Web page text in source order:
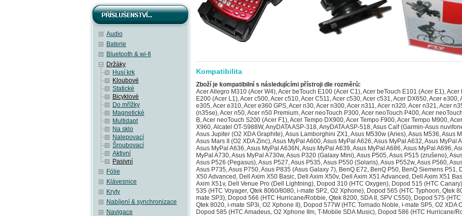
Audio
Baterie
Bluetooth & wi-fi
Držáky
Husí krk
Kloubové
Statické
Bicyklové
Do mřížky
Magnetické
Multidapt
Na sklo
Nalepovací
Šroubovací
Aktivní
Pasivní
Fólie
Klávesnice
Kryty
Nabíjení & synchronizace
Navigace
Kompatibilita
Zboží je kompatibilní s následujícími přístroji dle rozměrů:
Acer Allegro M310 (Acer W4), Acer beTouch E100 (Acer C1), Acer beTouch E101 (Acer E1), Acer beTouch E200 (Acer L1), Acer c500, Acer c510, Acer C511, Acer c530, Acer c531, Acer DX650, Acer e300, Acer e305, Acer e310, Acer e360 GPS, Acer n30, Acer n300, Acer n311, Acer n320, Acer n321, Acer n35 (n35se), Acer n50, Acer n50 Premium, Acer neoTouch P300, Acer neoTouch P400, Acer neoTouch P400 B, Acer neoTouch S200 (Acer F1), Acer Tempo DX900, Acer Tempo F900, Acer Tempo M900, Acer Tempo X960, Alcatel OT-S988W, AnyDATA ASP-318, AnyDATA ASP-518, Asus Calf (Garmin-Asus nuvifone G60), Asus Jupiter (O2 XDA Graphite), Asus Lamborghini ZX1, Asus M530w (Aries), Asus M536, Asus M930, Asus Mars II (O2 XDA Zinc), Asus MyPal A600, Asus MyPal A626, Asus MyPal A632, Asus MyPal A632N, Asus MyPal A636, Asus MyPal A636N, Asus MyPal A639, Asus MyPal A686, Asus MyPal A696, Asus MyPal A730, Asus MyPal A730w, Asus P320 (Galaxy Mini), Asus P505, Asus P515 (zrušeno), Asus P525, Asus P526 (Pegasus), Asus P527, Asus P535, Asus P550 (Solaris), Asus P552w, Asus P560, Asus P565, Asus P735, Asus P750, Asus P835 (Asus Galaxy 7), BenQ E72, BenQ P50, BenQ Siemens P51, Dell Axim X50 Advanced, Dell Axim X50 Basic, Dell Axim X50v, Dell Axim X51 Advanced, Dell Axim X51 Basic, Dell Axim X51v, Dell Venue Pro (Dell Lightning), Dopod 310 (HTC Oxygen), Dopod 515 (HTC Canary), Dopod 535 (HTC Voyager, Qtek 8060/8080, i-mate SP2, O2 Xphone), Dopod 565 (HTC Typhoon, Qtek 8010, i-mate SP3), Dopod 566 (HTC Hurricane/Robbie, Qtek 8200, SDA II, SPV C550), Dopod 575 (HTC Feeler, Qtek 8020, i-mate SP3i, O2 Xphone II), Dopod 577W (HTC Tornado Noble, i-mate SP5, O2 XDA Orion/IQ), Dopod 585 (HTC Amadeus, O2 Xphone IIm, T-Mobile SDA Music), Dopod 586 (HTC Hurricane/Robbie, Qtek 8200, SDA II, SPV C550), Dopod 586W (HTC Tornado Tempo, Qtek 8300, i-mate SP5m, T-Mobile SDA US), Dopod 686 (HTC Wallaby, Qtek 1010/1020, T-Mobile MDA, O2 XDA), Dopod 696 (HTC Himalaya, i-mate Pocket PC Phone Edition, Qtek 2020/2060, O2 XDA II, T-Mobile MDA II, Orang, Dopod 696i (HTC Himalaya, i-mate Pocket PC Phone Edition, Qtek 2020/2060, O2 XDA II, T-Mobile MDA II, Oran, Dopod 699 (HTC Alpine, Qtek 2020i, i-mate PDA2 Pocket PC, O2 XDA IIi), Dopod 700 (HTC Blue Angel, T-Mobile MDA III, Qtek 9090, i-mate PDA2k, O2 XDA III, XDA IIs), Dopod 710/StrTrk S300 (HTC StarTrek 160, Qtek 8500), Dopod 818 (HTC Magician, Qtek S100/S110, O2 XDA II mini/mini Black, MDA Compact, i-mate New JAM/JAM Limit, Dopod 818 Pro (HTC Prophet, i-mate JAMin, Qtek S200, O2 XDA Neo), Dopod 828+ (HTC Magician Refresh), Dopod 830 (HTC Prophet, Qtek S200, i-mate JAMin, O2 XDA Neo), Dopod 838 (HTC Wizard 110, Qtek A9100), Dopod 838 Pro (HTC Hermes 100, O2 XDA Trion), Dopod C500 (HTC Vox), Dopod C720W (HTC Excalibur 100, XDA Cosmo), Dopod C800 (HTC Herald 100, O2 XDA Terra), Dopod C858 (HTC Herald 100, O2 XDA Terra), Dopod CHT 9000 (HTC Hermes 200), Dopod CHT 9100 (HTC Trinity 100), Dopod CHT 9110 (HTC Trinity 100), Dopod D600 (HTC Gene 100/P3400), Dopod D802 (HTC Love), Dopod D810 (HTC Trinity 100, Dopod CHT 9100, Qtek P3600), Dopod D818c (HTC Wave), Dopod E616 (HTC Panda), Dopod M700 (HTC Love), Dopod P100 (HTC Galaxy 100, Qtek G100, i-mate PDA-N), Dopod P800 (HTC Artemis 110), Dopod P800W (HTC Artemis 100, Qtek G200, MDA Compact III, Orange SPV M650), Dopod P860 (HTC Touch Cruise/Polaris 100), Dopod S1 (HTC Elfin 100), Dopod S1 - Enhanced Version (HTC Elfin 100), Dopod S900c, Dopod T5399 (HTC Twin 10000), Dopod T5588 (HTC HengShan), Dopod T8388 (HTC Qilin), Dopod Touch Cruise T4288 (HTC Iolite), Dopod Touch Diamond 2 (HTC Topaz), Dopod Touch T3238 (HTC Jade 100/Touch 3G), Dopod Touch Viva T2222 (HTC Opal 100), E-TEN Glofiish DX900, E-TEN Glofiish M700, E-TEN Glofiish M750, E-TEN Glofiish M800, E-TEN Glofiish M810, E-TEN Glofiish V900, E-TEN Glofiish X500, E-TEN Glofiish X500+, E-TEN Glofiish X600, E-TEN Glofiish X610, E-TEN Glofiish X650, E-TEN Glofiish X800, E-TEN Glofiish X900, E-TEN InfoTouch G500, E-TEN InfoTouch G500+, E-TEN InfoTouch M500 (TORQ P100), E-TEN InfoTouch M550, E-TEN InfoTouch M600, E-TEN InfoTouch M600+, E-TEN InfoTouch P300, E-TEN InfoTouch P300B, Fujitsu Siemens Loox V70, Fujitsu Siemens Pocket Loox 410, Fujitsu Siemens Pocket Loox 420, Fujitsu Siemens Pocket Loox 710 (HTC Bali), Fujitsu Siemens Pocket Loox 718 (HTC Bali), Fujitsu Siemens Pocket Loox 720 (HTC Bali), Fujitsu Siemens Pocket Loox C550, Fujitsu Siemens Pocket Loox N100, Fujitsu Siemens Pocket Loox N110, Fujitsu Siemens Pocket Loox N500, Fujitsu Siemens Pocket Loox N520, Fujitsu Siemens Pocket Loox N560, Fujitsu Siemens Pocket Loox T810, Fujitsu Siemens Pocket Loox T830, Fujitsu Siemens RPDA N560c, Fujitsu Siemens RPDA N560e, Fujitsu Siemens RPDA N560p, Garmin iQue 3000, Garmin iQue 3200, Garmin iQue 3600, Garmin iQue 3600a, Garmin iQue M5, Garmin Nüvi 200, Garmin Nüvi 200W, Garmin Nüvi 205, Garmin Nüvi 205W, Garmin Nüvi 205WT, Garmin Nüvi 215, Garmin Nüvi 215T, Garmin Nüvi 250, Garmin Nüvi 250W, Garmin Nüvi 255, Garmin Nüvi 255T, Garmin Nüvi 255W, Garmin Nüvi 255WT, Garmin Nüvi 260, Garmin Nüvi 260W, Garmin Nüvi 265, Garmin Nüvi 265T, Garmin Nüvi 265W, Garmin Nüvi 265WT, Garmin Nüvi 270, Garmin Nüvi 275T, Garmin Nüvi 300, Garmin Nüvi 300T, Garmin Nüvi 310, Garmin Nüvi 310T, Garmin Nüvi 350, Garmin Nüvi 360, Garmin Nüvi 360T, Garmin Nüvi 370, Garmin Nüvi 600, Garmin Nüvi 610, Garmin Nüvi 650, Garmin Nüvi 660, Garmin Nüvi 660T, Garmin Nüvi 670, Garmin Nüvi 670T, Garmin Nüvi 680, Garmin-Asus nuvifone G60 (Asus Calf), Garmin-Asus nuvifone M10, Garmin-Asus nuvifone M10 NA, Garmin-Asus nuvifone M20 4GB, Gigabyte g-Smart, Gigabyte g-Smart i, Gigabyte g-Smart i+, Gigabyte g-Smart i120, Gigabyte g-Smart i128, Gigabyte g-Smart i300, Gigabyte GSmart i350, Gigabyte GSmart MS800, Gigabyte GSmart MS802, Gigabyte GSmart MS804 (Gigabyte Helen, O2 XDA Denim), Gigabyte GSmart MS808, Gigabyte GSmart MS820, Gigabyte GSmart MW700, Gigabyte GSmart MW702, Gigabyte GSmart MW998, Gigabyte GSmart q60, Gigabyte GSmart S1200, Gigabyte GSmart S1205, Gigabyte GSmart S1205 Cougar, Gigabyte GSmart t600, GSPDA Onyx, GSPDA Xplore G18 (Zircon), GSPDA Xplore G88, GSPDA Xplore M28, GSPDA Xplore M68 (Hagenuk S200), GSPDA Xplore M70, GSPDA Xplore M70S, GSPDA Xplore M98, Handspring Treo 180, Handspring Treo 180g, Handspring Treo 270, Handspring Treo 300, Handspring Treo 600, Handspring Treo 610, Handspring Treo 90, HP iPAQ 110, HP iPAQ 111, HP iPAQ 112, HP iPAQ 116, HP iPAQ 200, HP iPAQ 210, HP iPAQ 211, HP iPAQ 212, HP iPAQ 214, HP iPAQ 500, HP iPAQ 510, HP iPAQ 512, HP iPAQ 514, HP iPAQ 518, HP iPAQ 600, HP iPAQ 610, HP iPAQ 610c, HP iPAQ 612, HP iPAQ 612c, HP iPAQ 614, HP iPAQ 614c, HP iPAQ 900, HP iPAQ 910, HP iPAQ 910c, HP iPAQ 912, HP iPAQ 912c, HP iPAQ 914, HP iPAQ 914c, HP iPAQ Data Messenger, HP iPAQ h1910, HP iPAQ h1915, HP iPAQ h1930, HP iPAQ h1935, HP iPAQ h1937, HP iPAQ h1940, HP iPAQ h1945, HP iPAQ h1950, HP iPAQ h4150, HP iPAQ h4155, HP iPAQ h4315, HP iPAQ h4350 (HTC Dextrous), HP iPAQ h4355 (HTC Dextrous), HP iPAQ h6310, HP iPAQ h6315, HP iPAQ h6320, HP iPAQ h6325, HP iPAQ h6340, HP iPAQ h6345, HP iPAQ h6365, HP iPAQ hw6510 (HTC Beetles), HP iPAQ hw6515 (HTC Beetles), HP iPAQ hw6715, HP iPAQ hw6910 (HTC Sable), HP iPAQ hw6915 (HTC Sable), HP iPAQ hw6920 (HTC Sable), HP iPAQ hw6925 (HTC Sable), HP iPAQ hw6940 (HTC Sable), HP iPAQ hw6945 (HTC Sable), HP iPAQ hw6950, HP iPAQ hw6960, HP iPAQ hw6965 (HTC Sable), HP iPAQ K3 Glisten (Pegatron Obsidian), HP iPAQ rw6100, HP iPAQ rw6812, HP iPAQ rw6815, HP iPAQ rw6818, HP iPAQ rw6828, HP iPAQ rx1950, HP iPAQ rx1955, HP iPAQ rx3115, HP iPAQ rx3415, HP iPAQ rx3417, HP iPAQ rx3715, HP iPAQ rx4240, HP iPAQ rx4540, HP iPAQ rz1710, HP iPAQ rz1715, HP iPAQ rz1717, HP iPAQ Voice Messenger (HP Silver), HP Pre 3, HP Veer, HTC 7 Mozart T8698 (HTC Mozart), HTC 7 Pro, HTC 7 Surround T8788 (HTC Mondrian), HTC 7 Trophy T8686 (HTC Spark), HTC Alpine (Qtek 2020i, Dopod 699, i-mate PDA2 Pocket PC, O2 XDA IIi), HTC Amadeus (Dopod 585, O2 Xphone IIm, T-Mobile SDA Music), HTC Apache (PPC-6700), HTC Artemis 100 (P3300/P3301, Qtek G200, Dopod P800W, Orange SPV M650), HTC Artemis 110 (P3300, Dopod P800, T-Mobile MDA Compact III), HTC Artemis 200 (O2 XDA Orbit), HTC Atlas (P4351, T-Mobile Wing US), HTC Bali (Fujitsu Siemens Pocket Loox 710/718/720), HTC Beetles (HP iPAQ hw6510/6515), HTC Blue Angel (T-Mobile MDA III, Qtek 9090, Dopod 700, i-mate PDA2k, O2 XDA III/XDA IIs), HTC Breeze 160 (Dopod 595, i-mate SP JAS), HTC Canary (Dopod 515, Orange SPV), HTC Cavalier 100 (S630/S631, Dopod C730), HTC Charmer (MDA Compact II), HTC Cheetah (Palm Treo 750/750v), HTC CONV100 (T-Mobile Shadow II), HTC Dextrous (HP iPAQ H4350/H4355), HTC Diamond (O2 XDA Ignito, MDA Compact IV), HTC Douton (i-mate SP4m), HTC Elf 100 (Touch P3450, Dopod S1), HTC Elf 300 (T-Mobile MDA Touch), HTC Elfin 100 (Touch P3452, Dopod S1 - Enhanced Version), HTC Elfin 300 (T-Mobile MDA Touch 256), HTC Erato (S420), HTC Excalibur 100 (S620/S621, O2 XDA Cosmo, Dopod C720W), HTC Excalibur 160 (T-Mobile Dash/MDA Mail), HTC Falcon (Audiovox PPC 5050), HTC Feeler (Qtek 8020, Dopod 575, i-mate SP3i, O2 Xphone II), HTC Galaxy 100 (Qtek G100, i-mate PDA-N, Dopod P100), HTC Gene 100 (P3400/